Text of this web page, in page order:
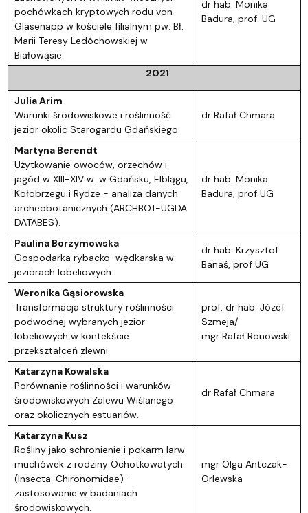
pochówkach kryptowych rodu von
Glasenapp w kościele filialnym pw. Bł.
Marii Teresy Ledóchowskiej w
Białowąsie.
dr hab. Monika
Badura, prof. UG
2021
Julia Arim
Warunki środowiskowe i roślinność
jezior okolic Starogardu Gdańskiego.
dr Rafał Chmara
Martyna Berendt
Użytkowanie owoców, orzechów i
jagód w XIII-XIV w. w Gdańsku, Elblągu,
Kołobrzegu i Rydze - analiza danych
archeobotanicznych (ARCHBOT-UGDA
DATABES).
dr hab. Monika
Badura, prof UG
Paulina Borzymowska
Gospodarka rybacko-wędkarska w
jeziorach lobeliowych.
dr hab. Krzysztof
Banaś, prof UG
Weronika Gąsiorowska
Transformacja struktury roślinności
podwodnej wybranych jezior
lobeliowych w kontekście
przekształceń zlewni.
prof. dr hab. Józef
Szmeja/
mgr Rafał Ronowski
Katarzyna Kowalska
Porównanie roślinności i warunków
środowiskowych Zalewu Wiślanego
oraz okolicznych estuariów.
dr Rafał Chmara
Katarzyna Kusz
Rośliny jako schronienie i pokarm larw
muchówek z rodziny Ochotkowatych
(Insecta: Chironomidae) -
zastosowanie w badaniach
środowiskowych.
mgr Olga Antczak-
Orlewska